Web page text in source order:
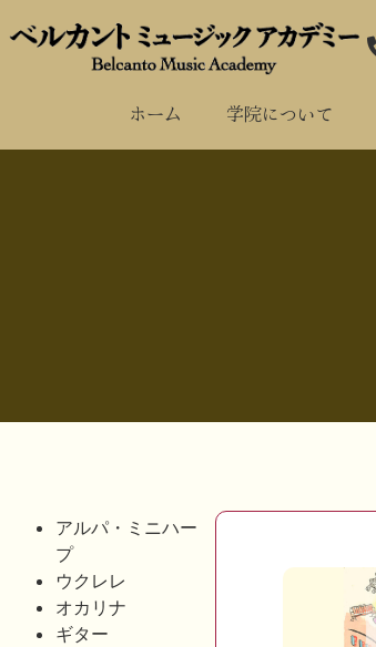
ホーム 学院について
アルパ・ミニハー
プ
ウクレレ
オカリナ
ギター